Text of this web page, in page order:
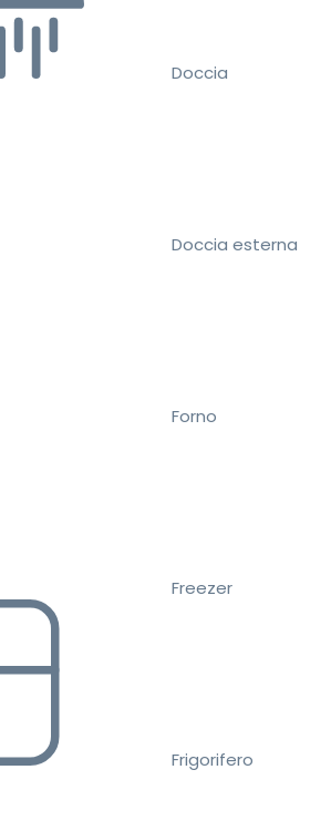
Doccia
Doccia esterna
Forno
Freezer
Frigorifero